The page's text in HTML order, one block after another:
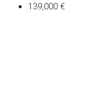
139,000 €